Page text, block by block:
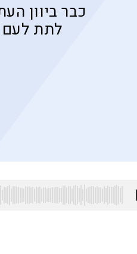
כבר ביוון
לתת לעם